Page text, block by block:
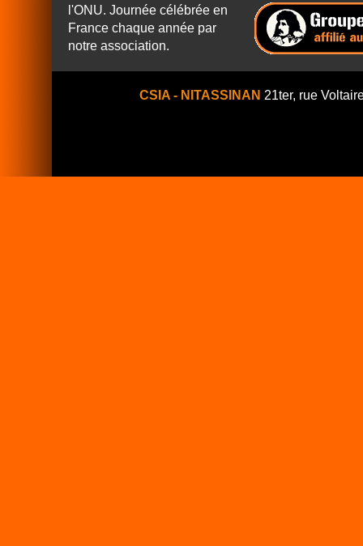
l'ONU. Journée célébrée en
France chaque année par
notre association.
CSIA - NITASSINAN 21ter, rue